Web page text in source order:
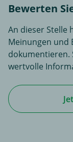
Bewerten
An dieser Stelle
Meinungen und
dokumentieren.
wertvolle